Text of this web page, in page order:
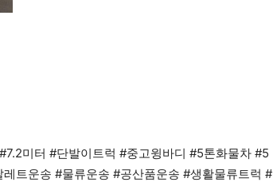
미터 #단발이트럭 #중고윙바디 #5톤화물차 #5
트운송 #물류운송 #공산품운송 #생활물류트럭 #